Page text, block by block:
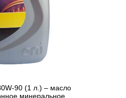
90 (1 л.) – масло
минеральное